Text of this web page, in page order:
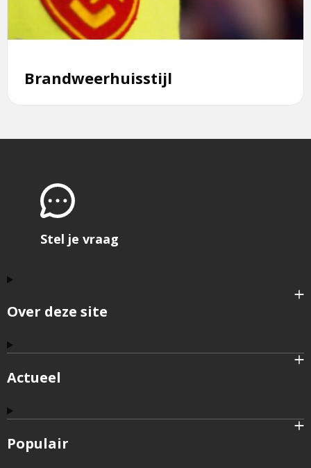
Brandweerhuisstijl
Over deze site
Actueel
Populair
Stel je vraag